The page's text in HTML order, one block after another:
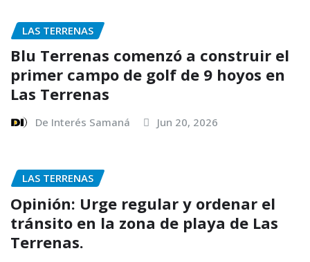
LAS TERRENAS
Blu Terrenas comenzó a construir el
primer campo de golf de 9 hoyos en
Las Terrenas
De Interés Samaná Jun 20, 2026
LAS TERRENAS
Opinión: Urge regular y ordenar el
tránsito en la zona de playa de Las
Terrenas.